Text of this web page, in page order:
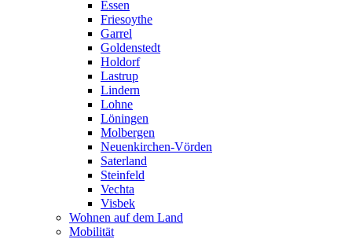
Essen
Friesoythe
Garrel
Goldenstedt
Holdorf
Lastrup
Lindern
Lohne
Löningen
Molbergen
Neuenkirchen-Vörden
Saterland
Steinfeld
Vechta
Visbek
Wohnen auf dem Land
Mobilität